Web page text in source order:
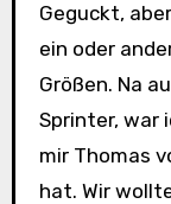
Geguckt,
ein oder
Größen. Na
Sprinter, war
mir Thomas
hat. Wir